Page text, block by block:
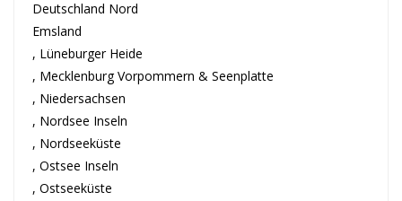
Deutschland Nord
Emsland
, Lüneburger Heide
, Mecklenburg Vorpommern & Seenplatte
, Niedersachsen
, Nordsee Inseln
, Nordseeküste
, Ostsee Inseln
, Ostseeküste